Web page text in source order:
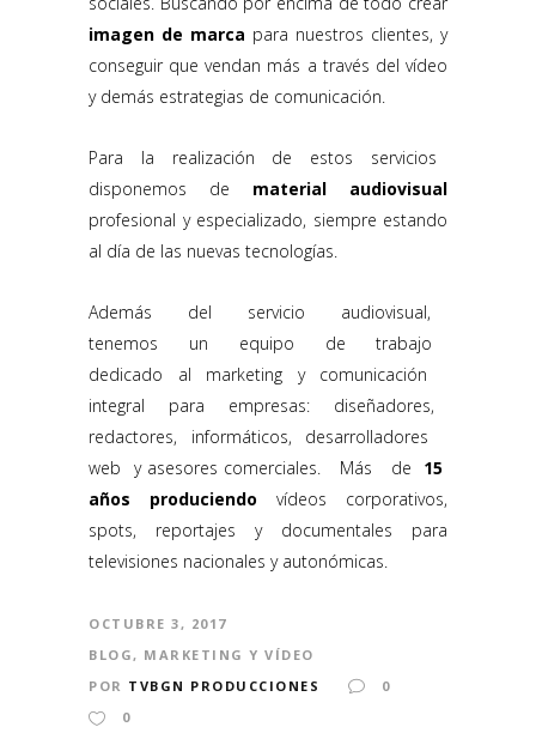
imagen de marca para nuestros clientes, y
conseguir que vendan más a través del vídeo
y demás estrategias de comunicación.
Para la realización de estos servicios
disponemos de material audiovisual
profesional y especializado, siempre estando
al día de las nuevas tecnologías.
Además del servicio audiovisual,
tenemos un equipo de trabajo
dedicado al marketing y comunicación
integral para empresas: diseñadores,
redactores, informáticos, desarrolladores
web y asesores comerciales. Más de 15
años produciendo vídeos corporativos,
spots, reportajes y documentales para
televisiones nacionales y autonómicas.
OCTUBRE 3, 2017
BLOG, MARKETING Y VÍDEO
POR TVBGN PRODUCCIONES
0
0